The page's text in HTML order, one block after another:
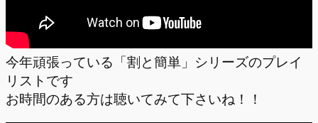
今年頑張っている「割と簡単」シリーズのプレイ
リストです
お時間のある方は聴いてみて下さいね！！